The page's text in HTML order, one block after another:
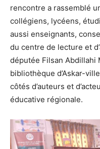
rencontre a rassemblé
collégiens, lycéens,
aussi enseignants,
du centre de lecture et
députée Filsan Abdillahi
bibliothèque d’Askar-
côtés d’auteurs et
éducative régionale.